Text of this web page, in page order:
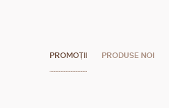
PROMOȚII PRODUSE NOI